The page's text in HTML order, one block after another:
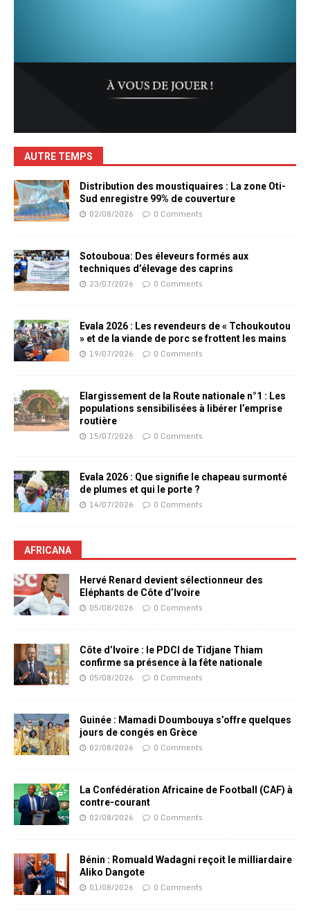
AUTRE TEMPS
Distribution des moustiquaires : La zone Oti-
Sud enregistre 99% de couverture
02/08/2026 0 Comments
Sotouboua: Des éleveurs formés aux
techniques d’élevage des caprins
23/07/2026 0 Comments
Evala 2026 : Les revendeurs de « Tchoukoutou
» et de la viande de porc se frottent les mains
19/07/2026 0 Comments
Elargissement de la Route nationale n°1 : Les
populations sensibilisées à libérer l’emprise
routière
15/07/2026 0 Comments
Evala 2026 : Que signifie le chapeau surmonté
de plumes et qui le porte ?
14/07/2026 0 Comments
AFRICANA
Hervé Renard devient sélectionneur des
Eléphants de Côte d’Ivoire
05/08/2026 0 Comments
Côte d’Ivoire : le PDCI de Tidjane Thiam
confirme sa présence à la fête nationale
05/08/2026 0 Comments
Guinée : Mamadi Doumbouya s’offre quelques
jours de congés en Grèce
02/08/2026 0 Comments
La Confédération Africaine de Football (CAF) à
contre-courant
02/08/2026 0 Comments
Bénin : Romuald Wadagni reçoit le milliardaire
Aliko Dangote
01/08/2026 0 Comments